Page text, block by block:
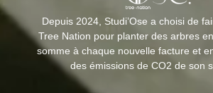
Depuis 2024, Studi’Ose a choisi de
Tree Nation pour planter des arbres
somme à chaque nouvelle facture et
des émissions de CO2 de son